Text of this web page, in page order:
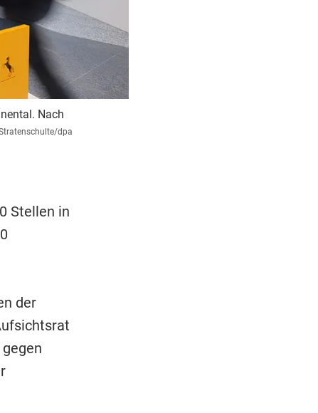
Nach
dpa
Stellen in
der